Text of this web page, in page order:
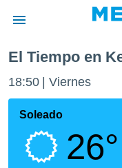
de
por
que se
calidad.
El Tiempo en
18:50 Viernes
Soleado
26°